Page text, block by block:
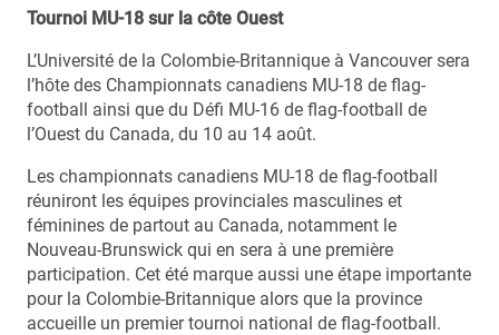
Tournoi MU-18 sur la côte Ouest
L’Université de la Colombie-Britannique à Vancouver sera
l’hôte des Championnats canadiens MU-18 de flag-
football ainsi que du Défi MU-16 de flag-football de
l’Ouest du Canada, du 10 au 14 août.
Les championnats canadiens MU-18 de flag-football
réuniront les équipes provinciales masculines et
féminines de partout au Canada, notamment le
Nouveau-Brunswick qui en sera à une première
participation. Cet été marque aussi une étape importante
pour la Colombie-Britannique alors que la province
accueille un premier tournoi national de flag-football.